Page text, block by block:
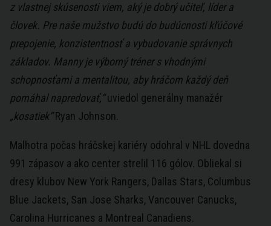
z vlastnej skúsenosti viem, aký je dobrý učiteľ, líder a
človek. Pre naše mužstvo budú do budúcnosti kľúčové
prepojenie, konzistentnosť a vybudovanie správnych
základov. Manny je výborný tréner s vhodnými
schopnosťami a mentalitou, aby hráčom každý deň
pomáhal napredovať,“uviedol generálny manažér
„kosatiek“Ryan Johnson.
Malhotra počas hráčskej kariéry odohral v NHL dovedna
991 zápasov a ako center strelil 116 gólov. Obliekal si
dresy klubov New York Rangers, Dallas Stars, Columbus
Blue Jackets, San Jose Sharks, Vancouver Canucks,
Carolina Hurricanes a Montreal Canadiens.